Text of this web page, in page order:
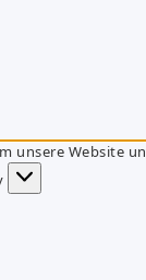
unsere Website